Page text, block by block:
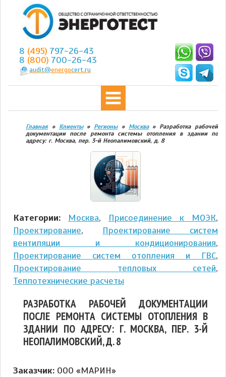
8 (495) 797-26-43
8 (800) 700-26-43
audit@energocert.ru
Главная » Клиенты» Регионы» Москва» Разработка рабочей
документации после ремонта системы отопления в здании по
адресу: г. Москва, пер. 3-й Неопалимовский, д. 8
Категории: Москва, Присоединение к МОЭК,
Проектирование, Проектирование систем
вентиляции и кондиционирования,
Проектирование систем отопления и ГВС,
Проектирование тепловых сетей,
Теплотехнические расчеты
РАЗРАБОТКА РАБОЧЕЙ ДОКУМЕНТАЦИИ
ПОСЛЕ РЕМОНТА СИСТЕМЫ ОТОПЛЕНИЯ В
ЗДАНИИ ПО АДРЕСУ: Г. МОСКВА, ПЕР. 3-Й
НЕОПАЛИМОВСКИЙ, Д. 8
Заказчик: ООО «МАРИН»